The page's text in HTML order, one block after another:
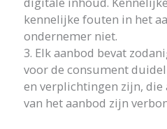
kennelijke fouten in het
ondernemer niet.
3. Elk aanbod bevat
voor de consument
en verplichtingen zijn, die
van het aanbod zijn